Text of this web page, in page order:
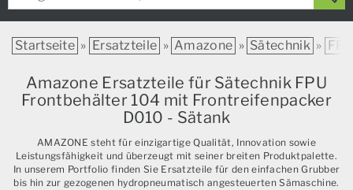
Startseite » Ersatzteile » Amazone » Sätechnik » FPU
Amazone Ersatzteile für Sätechnik FPU
Frontbehälter 104 mit Frontreifenpacker
D010 - Sätank
AMAZONE steht für einzigartige Qualität, Innovation sowie
Leistungsfähigkeit und überzeugt mit seiner breiten Produktpalette.
In unserem Portfolio finden Sie Ersatzteile für den einfachen Grubber
bis hin zur gezogenen hydropneumatisch angesteuerten Sämaschine.